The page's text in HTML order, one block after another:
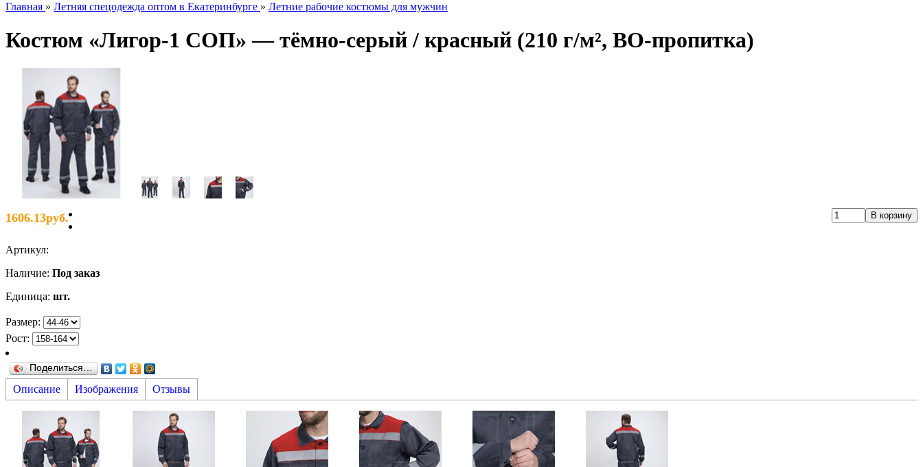
Главная » Летняя спецодежда оптом в Екатеринбурге » Летние рабочие костюмы для мужчин
Костюм «Лигор-1 СОП» — тёмно-серый / красный (210 г/м², ВО-пропитка)
1606.13руб.
Артикул:
Наличие: Под заказ
Единица: шт.
Размер:
Рост:
Поделиться…
Описание Изображения Отзывы